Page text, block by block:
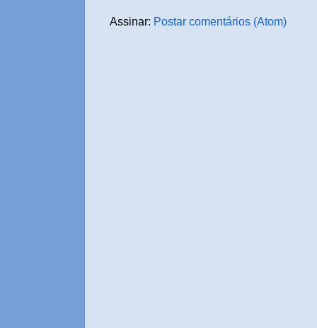
Assinar: Postar comentários (Atom)